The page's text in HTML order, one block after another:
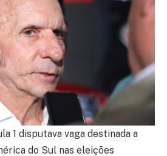
1 disputava vaga destinada a
do Sul nas eleições